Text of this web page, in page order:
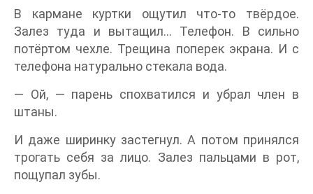
В кармане куртки ощутил что-то твёрдое.
Залез туда и вытащил… Телефон. В сильно
потёртом чехле. Трещина поперек экрана. И с
телефона натурально стекала вода.
— Ой, — парень спохватился и убрал член в
штаны.
И даже ширинку застегнул. А потом принялся
трогать себя за лицо. Залез пальцами в рот,
пощупал зубы.